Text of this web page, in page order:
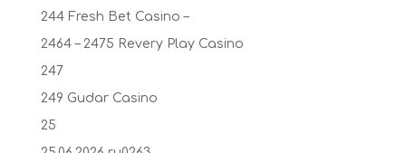
244 Fresh Bet Casino –
2464 – 2475 Revery Play Casino
247
249 Gudar Casino
25